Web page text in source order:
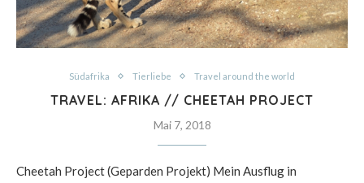
Südafrika Tierliebe Travel around the world
TRAVEL: AFRIKA // CHEETAH PROJECT
Mai 7, 2018
Cheetah Project (Geparden Projekt) Mein Ausflug in